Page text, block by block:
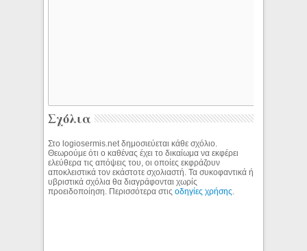
Σχόλια
Στο logiosermis.net δημοσιεύεται κάθε σχόλιο.
Θεωρούμε ότι ο καθένας έχει το δικαίωμα να εκφέρει
ελεύθερα τις απόψεις του, οι οποίες εκφράζουν
αποκλειστικά τον εκάστοτε σχολιαστή. Τα συκοφαντικά ή
υβριστικά σχόλια θα διαγράφονται χωρίς
προειδοποίηση. Περισσότερα στιςοδηγίες χρήσης